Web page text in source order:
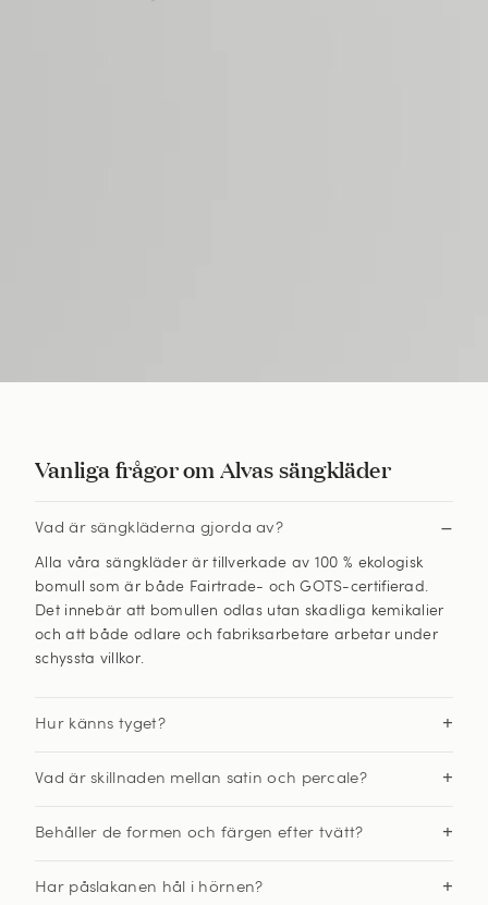
Vanliga frågor om Alvas sängkläder
Vad är sängkläderna gjorda av?
Alla våra sängkläder är tillverkade av 100 % ekologisk
bomull
som är både Fairtrade- och GOTS-certifierad .
Det innebär att bomullen odlas utan skadliga kemikalier
och att både odlare och fabriksarbetare arbetar under
schyssta villkor.
Hur känns tyget?
Vad är skillnaden mellan satin och percale?
Behåller de formen och färgen efter tvätt?
Har påslakanen hål i hörnen?